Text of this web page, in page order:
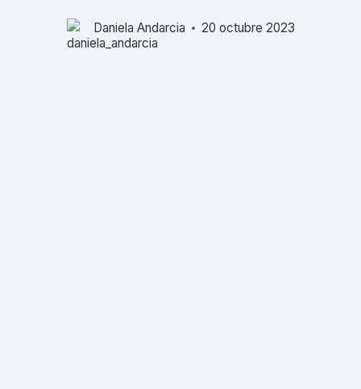
Daniela Andarcia 20 octubre 2023